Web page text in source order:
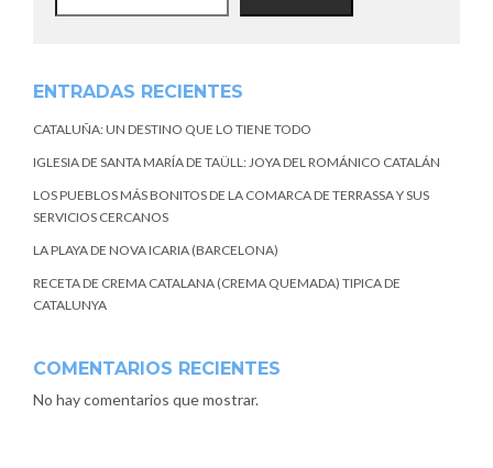
ENTRADAS RECIENTES
CATALUÑA: UN DESTINO QUE LO TIENE TODO
IGLESIA DE SANTA MARÍA DE TAÜLL: JOYA DEL ROMÁNICO CATALÁN
LOS PUEBLOS MÁS BONITOS DE LA COMARCA DE TERRASSA Y SUS
SERVICIOS CERCANOS
LA PLAYA DE NOVA ICARIA (BARCELONA)
RECETA DE CREMA CATALANA (CREMA QUEMADA) TIPICA DE
CATALUNYA
COMENTARIOS RECIENTES
No hay comentarios que mostrar.